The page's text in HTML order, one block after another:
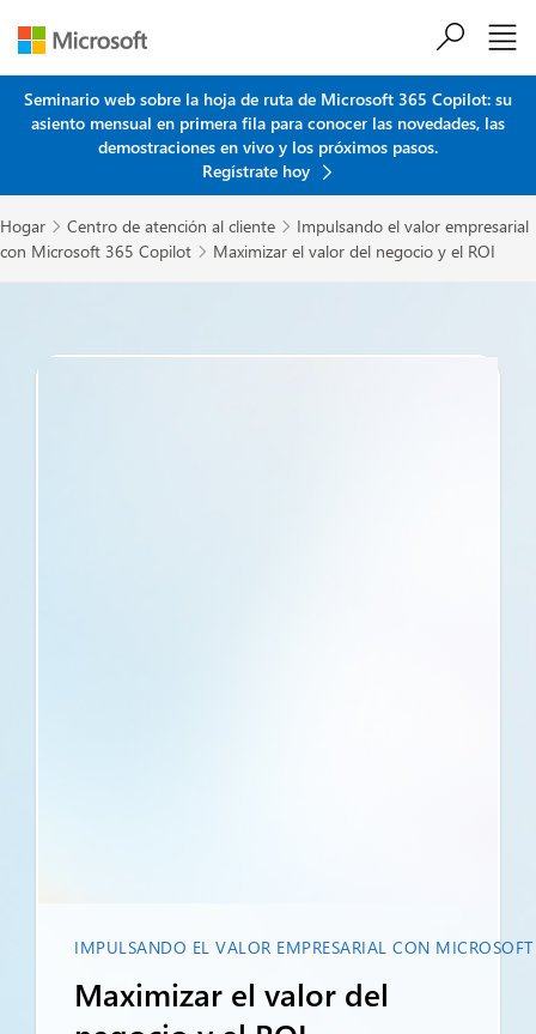
Seminario web sobre la hoja de ruta de Microsoft 365 Copilot: su
asiento mensual en primera fila para conocer las novedades, las
demostraciones en vivo y los próximos pasos.
Regístrate hoy
Hogar  Centro de atención al cliente 
Impulsando el valor empresarial
con Microsoft 365 Copilot
 Maximizar el valor del negocio y el ROI
IMPULSANDO EL VALOR EMPRESARIAL CON
Maximizar el valor del